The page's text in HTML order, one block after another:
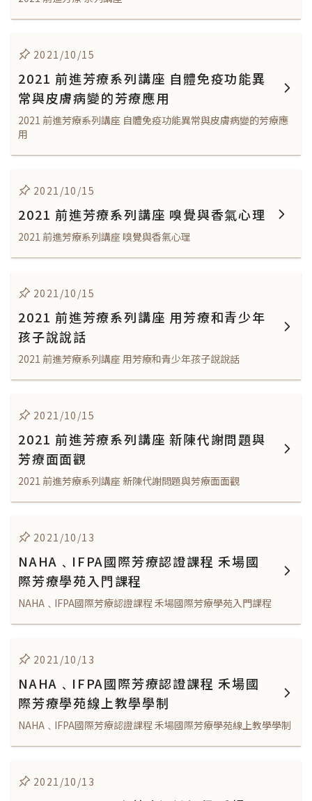
2021/10/15
2021 前進芳療系列講座 自體免疫功能異
常與皮膚病變的芳療應用
2021 前進芳療系列講座 自體免疫功能異常與皮膚病變的芳療應
用
2021/10/15
2021 前進芳療系列講座 嗅覺與香氣心理
2021 前進芳療系列講座 嗅覺與香氣心理
2021/10/15
2021 前進芳療系列講座 用芳療和青少年
孩子說說話
2021 前進芳療系列講座 用芳療和青少年孩子說說話
2021/10/15
2021 前進芳療系列講座 新陳代謝問題與
芳療面面觀
2021 前進芳療系列講座 新陳代謝問題與芳療面面觀
2021/10/13
NAHA﹑IFPA國際芳療認證課程 禾場國
際芳療學苑入門課程
NAHA﹑IFPA國際芳療認證課程 禾場國際芳療學苑入門課程
2021/10/13
NAHA﹑IFPA國際芳療認證課程 禾場國
際芳療學苑線上教學學制
NAHA﹑IFPA國際芳療認證課程 禾場國際芳療學苑線上教學學制
2021/10/13